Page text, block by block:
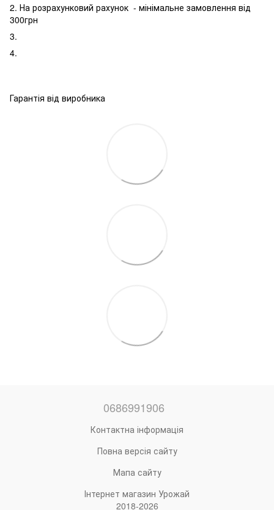
2. На розрахунковий рахунок - мінімальне замовлення від
300грн
3.
4.
Гарантія від виробника
0686991906
Контактна інформація
Повна версія сайту
Мапа сайту
Інтернет магазин Урожай
2018-2026